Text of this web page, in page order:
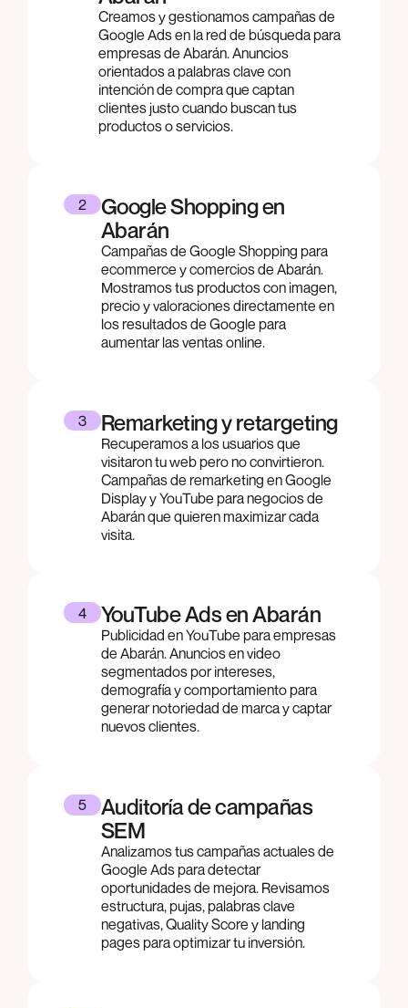
Creamos y gestionamos campañas de
Google Ads en la red de búsqueda para
empresas de Abarán. Anuncios
orientados a palabras clave con
intención de compra que captan
clientes justo cuando buscan tus
productos o servicios.
2
Google Shopping en
Abarán
Campañas de Google Shopping para
ecommerce y comercios de Abarán.
Mostramos tus productos con imagen,
precio y valoraciones directamente en
los resultados de Google para
aumentar las ventas online.
3 Remarketing y retargeting
Recuperamos a los usuarios que
visitaron tu web pero no convirtieron.
Campañas de remarketing en Google
Display y YouTube para negocios de
Abarán que quieren maximizar cada
visita.
4 YouTube Ads en Abarán
Publicidad en YouTube para empresas
de Abarán. Anuncios en video
segmentados por intereses,
demografía y comportamiento para
generar notoriedad de marca y captar
nuevos clientes.
5
Auditoría de campañas
SEM
Analizamos tus campañas actuales de
Google Ads para detectar
oportunidades de mejora. Revisamos
estructura, pujas, palabras clave
negativas, Quality Score y landing
pages para optimizar tu inversión.